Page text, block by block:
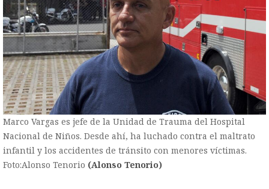
Marco Vargas es jefe de la Unidad de Trauma del Hospital
Nacional de Niños. Desde ahí, ha luchado contra el maltrato
infantil y los accidentes de tránsito con menores víctimas.
Foto:Alonso Tenorio (Alonso Tenorio)